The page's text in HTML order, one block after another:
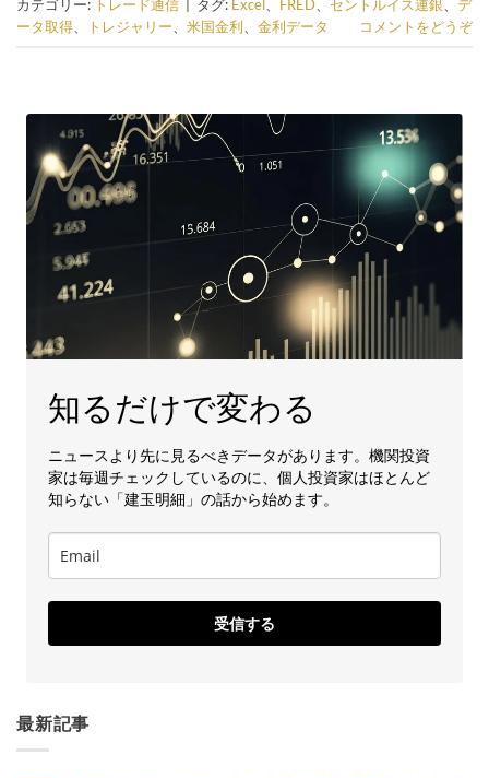
カテゴリー: トレード通信 タグ: Excel、 FRED、 セントルイス連銀、 デ
ータ取得、 トレジャリー、 米国金利、 金利データ コメントをどうぞ
知るだけで変わる
ニュースより先に見るべきデータがあります。機関投資
家は毎週チェックしているのに、個人投資家はほとんど
知らない「建玉明細」の話から始めます。
受信する
最新記事